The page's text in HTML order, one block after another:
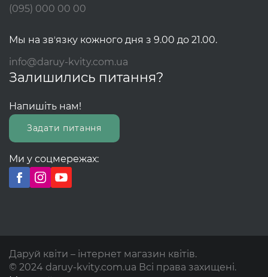
(095) 000 00 00
Мы на звʼязку кожного дня з 9.00 до 21.00.
info@daruy-kvity.com.ua
Залишились питання?
Напишіть нам!
Задати питання
Ми у соцмережах:
Даруй квіти – інтернет магазин квітів.
© 2024 daruy-kvity.com.ua Всі права захищені.